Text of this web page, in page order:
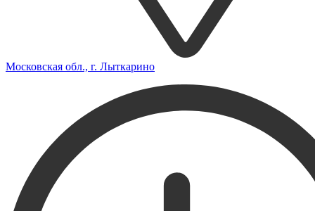
Московская обл., г. Лыткарино